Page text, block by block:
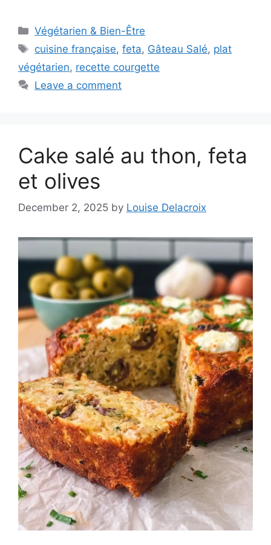
Categories
Végétarien & Bien-Être
Tags
cuisine française,feta, Gâteau Salé, plat
végétarien, recette courgette
Leave a comment
Cake salé au thon, feta
et olives
December 2, 2025 by Louise Delacroix